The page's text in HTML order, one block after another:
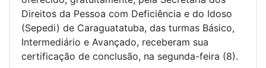
Direitos da Pessoa com Deficiência e do Idoso
(Sepedi) de Caraguatatuba, das turmas Básico,
Intermediário e Avançado, receberam sua
certificação de conclusão, na segunda-feira (8).